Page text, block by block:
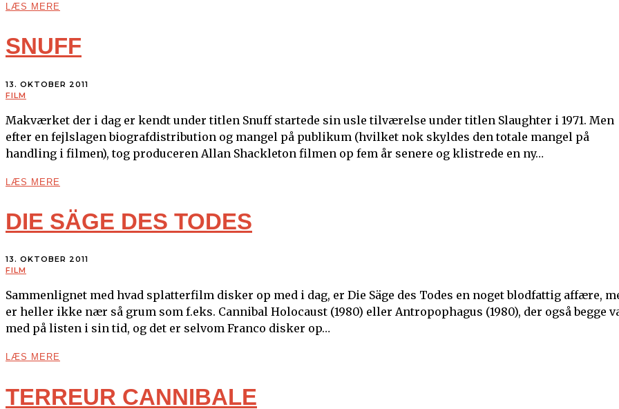
LÆS MERE
SNUFF
13. OKTOBER 2011
FILM
Makværket der i dag er kendt under titlen Snuff startede sin usle tilværelse under titlen Slaughter i 1971. Men
efter en fejlslagen biografdistribution og mangel på publikum (hvilket nok skyldes den totale mangel på
handling i filmen), tog produceren Allan Shackleton filmen op fem år senere og klistrede en ny…
LÆS MERE
DIE SÄGE DES TODES
13. OKTOBER 2011
FILM
Sammenlignet med hvad splatterfilm disker op med i dag, er Die Säge des Todes en noget blodfattig affære,
er heller ikke nær så grum som f.eks. Cannibal Holocaust (1980) eller Antropophagus (1980), der også begge
med på listen i sin tid, og det er selvom Franco disker op…
LÆS MERE
TERREUR CANNIBALE